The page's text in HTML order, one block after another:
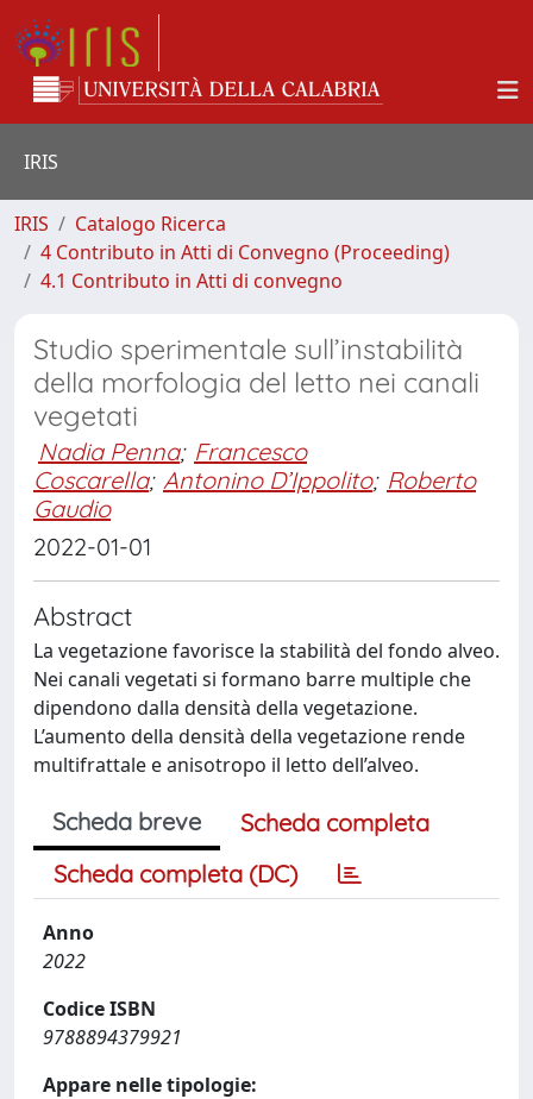
IRIS
IRIS
Catalogo Ricerca
4 Contributo in Atti di Convegno (Proceeding)
4.1 Contributo in Atti di convegno
Studio sperimentale sull’instabilità
della morfologia del letto nei canali
vegetati
Nadia Penna; Francesco
Coscarella; Antonino D’Ippolito; Roberto
Gaudio
2022-01-01
Abstract
La vegetazione favorisce la stabilità del fondo alveo.
Nei canali vegetati si formano barre multiple che
dipendono dalla densità della vegetazione.
L’aumento della densità della vegetazione rende
multifrattale e anisotropo il letto dell’alveo.
Scheda breve
Scheda completa
Scheda completa (DC)
Anno
2022
Codice ISBN
9788894379921
Appare nelle tipologie: